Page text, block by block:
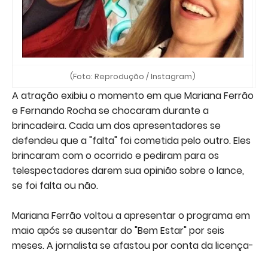
(Foto: Reprodução / Instagram)
A atração exibiu o momento em que Mariana Ferrão
e Fernando Rocha se chocaram durante a
brincadeira. Cada um dos apresentadores se
defendeu que a "falta" foi cometida pelo outro. Eles
brincaram com o ocorrido e pediram para os
telespectadores darem sua opinião sobre o lance,
se foi falta ou não.
Mariana Ferrão voltou a apresentar o programa em
maio após se ausentar do "Bem Estar" por seis
meses. A jornalista se afastou por conta da licença-